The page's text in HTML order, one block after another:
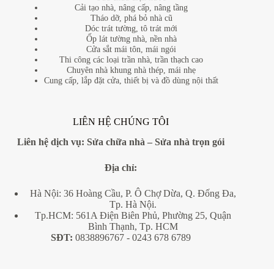
Cải tạo nhà, nâng cấp, nâng tầng
Tháo dỡ, phá bỏ nhà cũ
Dóc trát tường, tô trát mới
Ốp lát tường nhà, nền nhà
Cửa sắt mái tôn, mái ngói
Thi công các loại trần nhà, trần thạch cao
Chuyên nhà khung nhà thép, mái nhẹ
Cung cấp, lắp đặt cửa, thiết bị và đồ dùng nội thất
LIÊN HỆ CHÚNG TÔI
Liên hệ dịch vụ: Sửa chữa nhà – Sửa nhà trọn gói
Địa chỉ:
Hà Nội: 36 Hoàng Cầu, P. Ô Chợ Dừa, Q. Đống Đa,
Tp. Hà Nội.
Tp.HCM: 561A Điện Biên Phủ, Phường 25, Quận
Bình Thạnh, Tp. HCM
SĐT: 0838896767- 0243 678 6789